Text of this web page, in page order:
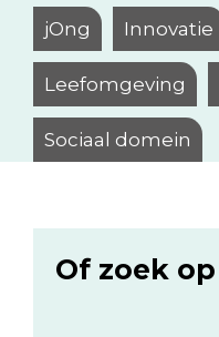
jOng Innovatie
Leefomgeving
Sociaal domein
Of zoek op